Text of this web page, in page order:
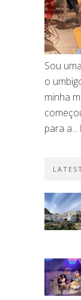
Sou
o
minha
para a...